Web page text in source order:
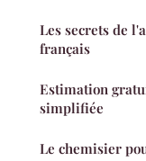
Les secrets de
français
Estimation
simplifiée
Le chemisier